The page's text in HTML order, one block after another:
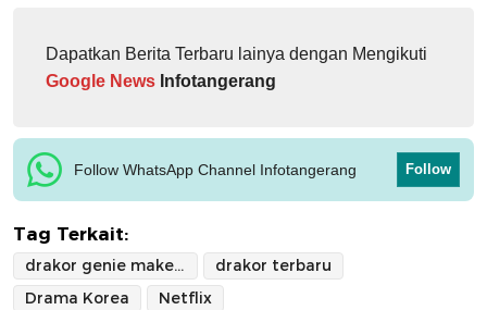
Dapatkan Berita Terbaru lainya dengan Mengikuti
Google News Infotangerang
Follow WhatsApp Channel Infotangerang Follow
Tag Terkait:
drakor genie make a wish
drakor terbaru
Drama Korea
Netflix